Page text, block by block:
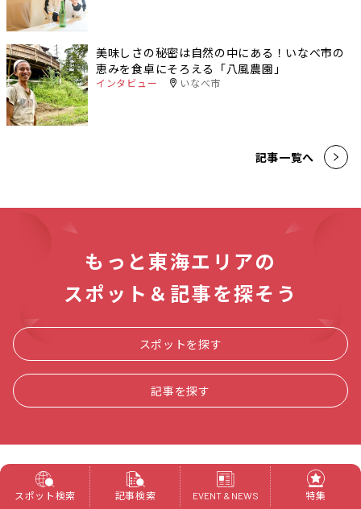
美味しさの秘密は自然の中にある！いなべ市の
恵みを食卓にそろえる「八風農園」
インタビュー いなべ市
記事一覧へ
もっと東海エリアの
スポット＆記事を探そう
スポットを探す
記事を探す
新着記事
スポット検索 記事検索 EVENT & NEWS 特集